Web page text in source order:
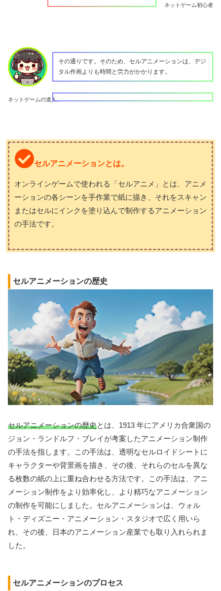
ネットゲーム初心者
ネットゲームの達人
その通りです。そのため、セルアニメーションは、デジ
タル作画よりも時間と労力がかかります。
セルアニメーションとは。
オンラインゲームで使われる「セルアニメ」とは、アニメ
ーションの各シーンを手作業で紙に描き、それをスキャン
またはセルにインクを塗り込んで制作するアニメーション
の手法です。
セルアニメーションの歴史
セルアニメーションの歴史とは、1913 年にアメリカ合衆国の
ジョン・ランドルフ・ブレイが考案したアニメーション制作
の手法を指します。この手法は、透明なセルロイドシートに
キャラクターや背景画を描き、その後、それらのセルを異な
る枚数の紙の上に重ね合わせる方法です。この手法は、アニ
メーション制作をより効率化し、より精巧なアニメーション
の制作を可能にしました。セルアニメーションは、ウォル
ト・ディズニー・アニメーション・スタジオで広く用いら
れ、その後、日本のアニメーション産業でも取り入れられま
した。
セルアニメーションのプロセス